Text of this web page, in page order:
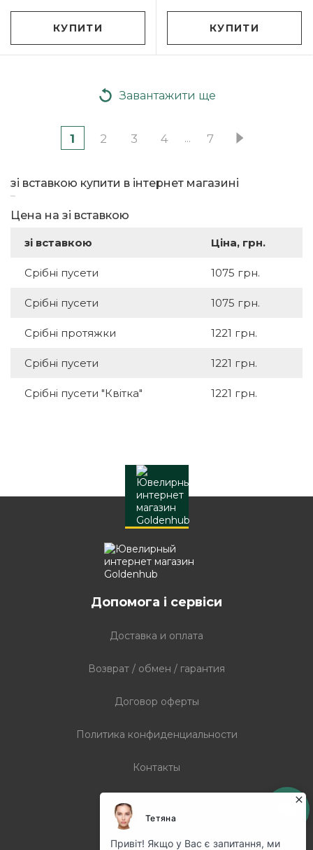
зі вставкою купити в інтернет магазині
Цена на зі вставкою
зі вставкою Ціна, грн.
Срібні пусети 1075 грн.
Срібні пусети 1075 грн.
Срібні протяжки 1221 грн.
Срібні пусети 1221 грн.
Срібні пусети "Квітка" 1221 грн.
КУПИТИ КУПИТИ
Завантажити ще
1 2 3 4 ... 7
Допомога і сервіси
Доставка и оплата
Возврат / обмен / гарантия
Договор оферты
Политика конфиденциальности
Контакты
Графік роботи